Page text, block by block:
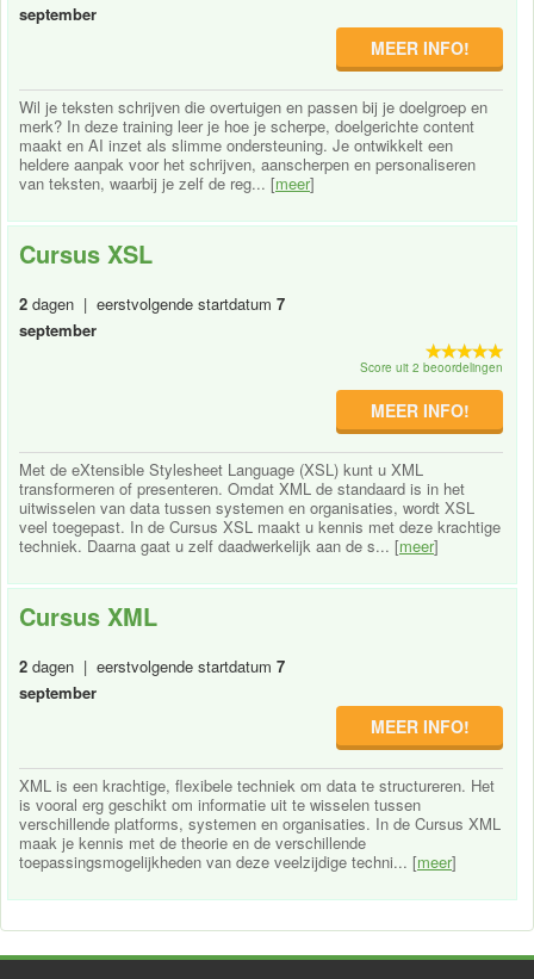
september
MEER INFO!
Wil je teksten schrijven die overtuigen en passen bij je doelgroep en
merk? In deze training leer je hoe je scherpe, doelgerichte content
maakt en AI inzet als slimme ondersteuning. Je ontwikkelt een
heldere aanpak voor het schrijven, aanscherpen en personaliseren
van teksten, waarbij je zelf de reg... [meer]
Cursus XSL
2 dagen | eerstvolgende startdatum 7
september
Score uit 2 beoordelingen
MEER INFO!
Met de eXtensible Stylesheet Language (XSL) kunt u XML
transformeren of presenteren. Omdat XML de standaard is in het
uitwisselen van data tussen systemen en organisaties, wordt XSL
veel toegepast. In de Cursus XSL maakt u kennis met deze krachtige
techniek. Daarna gaat u zelf daadwerkelijk aan de s... [meer]
Cursus XML
2 dagen | eerstvolgende startdatum 7
september
MEER INFO!
XML is een krachtige, flexibele techniek om data te structureren. Het
is vooral erg geschikt om informatie uit te wisselen tussen
verschillende platforms, systemen en organisaties. In de Cursus XML
maak je kennis met de theorie en de verschillende
toepassingsmogelijkheden van deze veelzijdige techni... [meer]